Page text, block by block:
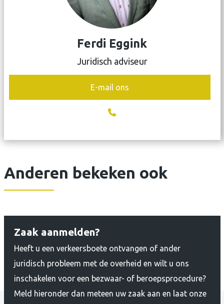
Ferdi Eggink
Juridisch adviseur
E-mail ons
Anderen bekeken ook
Zaak aanmelden?
Heeft u een verkeersboete ontvangen of ander
juridisch probleem met de overheid en wilt u ons
inschakelen voor een bezwaar- of beroepsprocedure?
Meld hieronder dan meteen uw zaak aan en laat onze